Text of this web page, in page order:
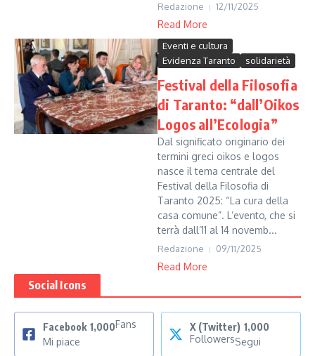
Redazione 12/11/2025
Read More
Eventi e cultura
Evidenza Taranto
solidarietà
Festival della Filosofia
di Taranto: “dall’Oikos
Logos all’Ecologia”
Dal significato originario dei
termini greci oikos e logos
nasce il tema centrale del
Festival della Filosofia di
Taranto 2025: “La cura della
casa comune”. L’evento, che si
terrà dall’11 al 14 novemb...
Redazione 09/11/2025
Read More
Social Icons
Facebook 1,000Fans
Mi piace
X (Twitter) 1,000
FollowersSegui